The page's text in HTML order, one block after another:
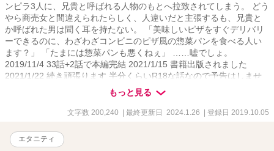
ンピラ3人に、兄貴と呼ばれる人物のもとへ拉致されてしまう。 どう
やら商売女と間違えられたらしく、人違いだと主張するも、兄貴と
か呼ばれた男は聞く耳を持たない。 「美味しいピザをすぐデリバリ
ーできるのに、わざわざコンビニのピザ風の惣菜パンを食べる人い
ます？」 「たまには惣菜パンも悪くねぇ」 ……嘘でしょ。
2019/11/4 33話+2話で本編完結 2021/1/15 書籍出版されました
2021/1/22 続き頑張ります 半分くらいR18な話なので予告はしませ
ん。 強引な描写含むので苦手な方はブラウザバックしてください。
だいたいタイトル通りな感じなので、少しでも思ってたのと違う、
地雷と思ったら即回れ右でお願いします。 誤字脱字、文章わかりに
い生理的に無理といった内容については自衛に留め批判否定はご遠
慮ください。泣きます。 当然の事ながら、この話はフィクションで
もっと見る
文字数 200,240 | 最終更新日 2024.1.26 | 登録日 2019.10.05
エタニティ